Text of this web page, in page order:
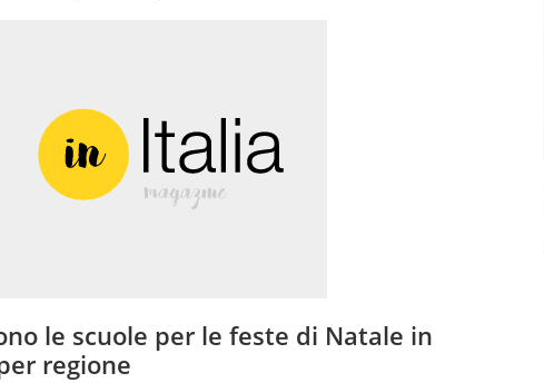
le scuole per le feste di Natale in
regione